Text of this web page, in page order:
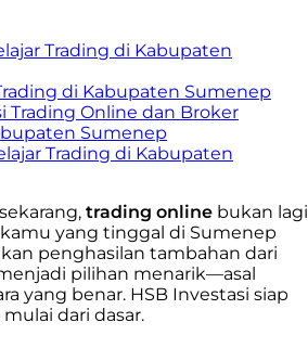
Trading di Kabupaten
di Kabupaten Sumenep
Trading Online dan Broker
Sumenep
Trading di Kabupaten
trading online bukan lagi
yang tinggal di Sumenep
penghasilan tambahan dari
pilihan menarik—asal
yang benar. HSB Investasi siap
dari dasar.